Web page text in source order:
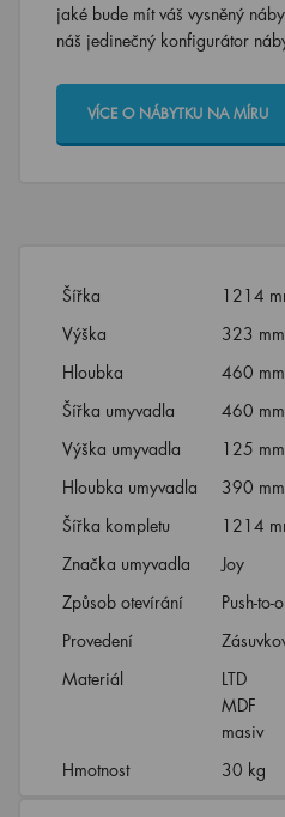
jaké bude mít váš vysněný
náš jedinečný konfigurátor
VÍCE O NÁBYTKU NA MÍRU
Šířka
1214
Výška
323 mm
Hloubka
460 mm
Šířka umyvadla
460 mm
Výška umyvadla
125 mm
Hloubka umyvadla
390 mm
Šířka kompletu
1214
Značka umyvadla
Joy
Způsob otevírání
Push-to-
Provedení
Materiál
LTD
MDF
masiv
Hmotnost
30 kg